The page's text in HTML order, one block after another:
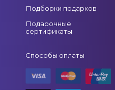
Подборки подарков
Подарочные
сертификаты
Способы оплаты